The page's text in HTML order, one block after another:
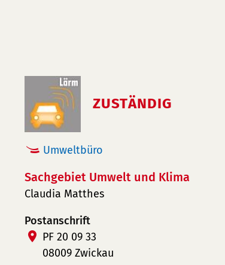
ZUSTÄNDIG
Umweltbüro
Sachgebiet Umwelt und Klima
Claudia Matthes
Postanschrift
PF 20 09 33
08009 Zwickau